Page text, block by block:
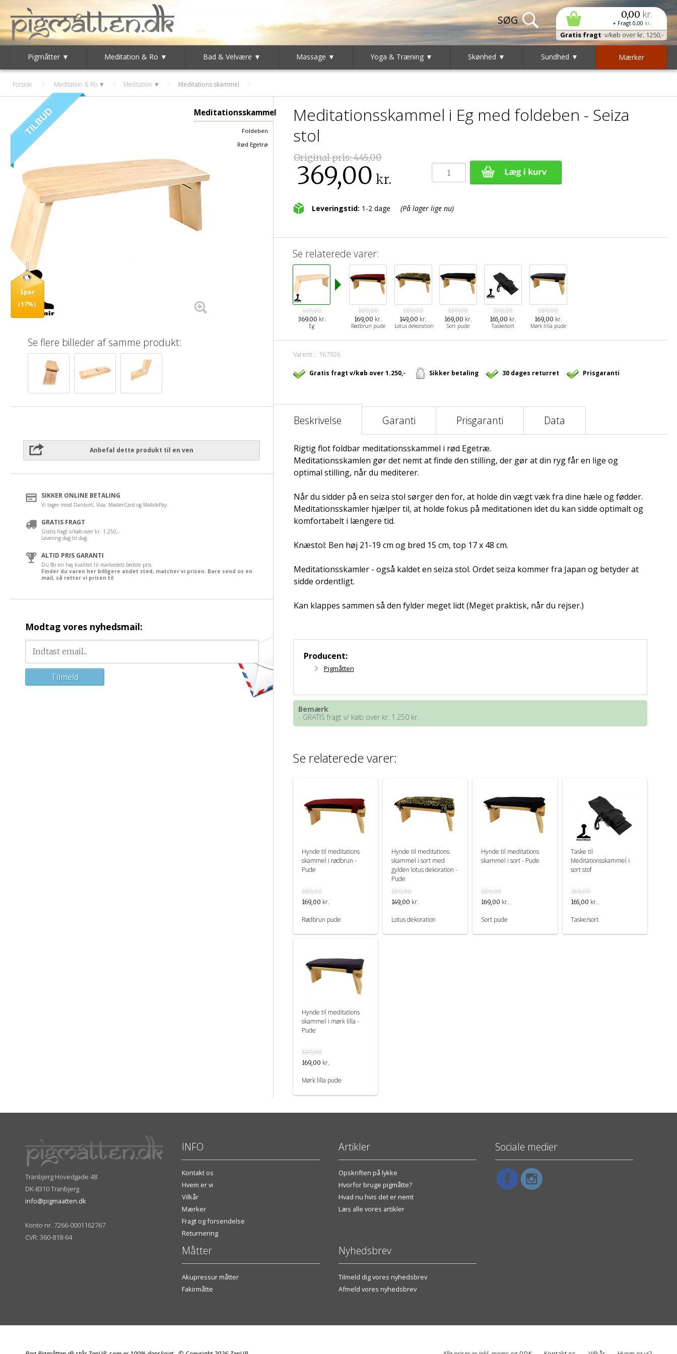
0,00 kr.
+ Fragt 0,00 kr.
Gratis fragt v/køb over kr. 1250,-
Pigmåtter ▼ Meditation & Ro ▼ Bad & Velvære ▼ Massage ▼ Yoga & Træning ▼ Skønhed ▼ Sundhed ▼ Mærker
Forside > Meditation & Ro ▼ > Meditation ▼ > Meditations skammel
Meditationsskammel
Foldeben
Rød Egetrø
Spar
(17%)
Se flere billeder af samme produkt:
Meditationsskammel i Eg med foldeben - Seiza
stol
Original pris:445,00
369,00 kr.
Leveringstid: 1-2 dage (På lager lige nu)
Se relaterede varer:
445,00
369.00 kr.
Eg
189,00
169,00 kr.
Rødbrun pude
189,00
149,00 kr.
Lotus dekoration
189,00
169,00 kr.
Sort pude
250,00
165,00 kr.
Taske/sort
189,00
169,00 kr.
Mørk lilla pude
Varenr.: 167926
Gratis fragt v/køb over 1.250,- Sikker betaling 30 dages returret Prisgaranti
Beskrivelse Garanti Prisgaranti Data
Rigtig flot foldbar meditationsskammel i rød Egetræ.
Meditationsskamlen gør det nemt at finde den stilling, der gør at din ryg får en lige og
optimal stilling, når du mediterer.
Når du sidder på en seiza stol sørger den for, at holde din vægt væk fra dine hæle og fødder.
Meditationsskamler hjælper til, at holde fokus på meditationen idet du kan sidde optimalt og
komfortabelt i længere tid.
Knæstol: Ben høj 21-19 cm og bred 15 cm, top 17 x 48 cm.
Meditationsskamler - også kaldet en seiza stol. Ordet seiza kommer fra Japan og betyder at
sidde ordentligt.
Kan klappes sammen så den fylder meget lidt (Meget praktisk, når du rejser.)
Producent:
Pigmåtten
Bemærk:
- GRATIS fragt v/ køb over kr. 1.250 kr.
Se relaterede varer:
Hynde til meditations
skammel i rødbrun -
Pude
189,00
169,00 kr.
Rødbrun pude
Hynde til meditations
skammel i sort med
gylden lotus dekoration -
Pude
189,00
149,00 kr.
Lotus dekoration
Hynde til meditations
skammel i sort - Pude
189,00
169,00 kr.
Sort pude
Taske til
Meditationsskammel i
sort stof
250,00
165,00 kr.
Taske/sort
Hynde til meditations
skammel i mørk lilla -
Pude
189,00
169,00 kr.
Mørk lilla pude
Anbefal dette produkt til en ven
SIKKER ONLINE BETALING
Vi tager imod Dankort, Visa, MasterCard og MobilePay.
GRATIS FRAGT
Gratis fragt v/køb over kr. 1.250,-
Levering dag til dag.
ALTID PRIS GARANTI
Du får en høj kvalitet til markedets bedste pris.
Finder du varen her billigere andet sted, matcher vi prisen. Bare send os en
mail, så retter vi prisen til
Modtag vores nyhedsmail:
Tranbjerg Hovedgade 48
DK-8310 Tranbjerg
info@pigmaatten.dk
Konto nr. 7266-0001162767
CVR: 360-818-64
INFO
Kontakt os
Hvem er vi
Vilkår
Mærker
Fragt og forsendelse
Returnering
Måtter
Akupressur måtter
Fakirmåtte
Artikler
Opskriften på lykke
Hvorfor bruge pigmåtte?
Hvad nu hvis det er nemt
Læs alle vores artikler
Nyhedsbrev
Tilmeld dig vores nyhedsbrev
Afmeld vores nyhedsbrev
Sociale medier